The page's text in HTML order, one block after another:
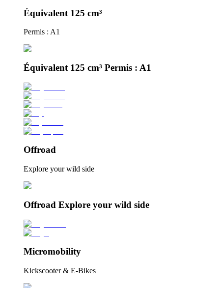
Équivalent 125 cm³
Permis : A1
Équivalent 125 cm³ Permis : A1
Offroad
Explore your wild side
Offroad Explore your wild side
Micromobility
Kickscooter & E-Bikes